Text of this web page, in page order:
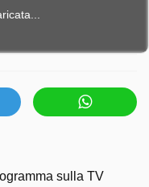
sulla TV